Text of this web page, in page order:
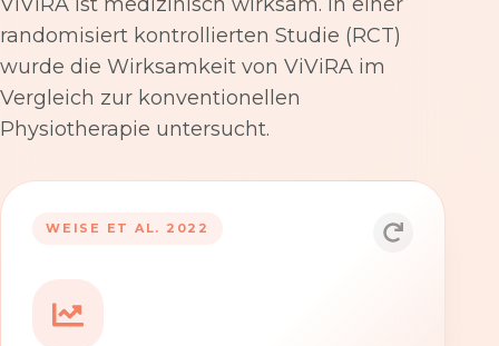
randomisiert kontrollierten Studie (RCT)
wurde die Wirksamkeit von ViViRA im
Vergleich zur konventionellen
Physiotherapie untersucht.
WEISE ET AL. 202253% nach 12 Wochen